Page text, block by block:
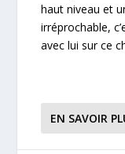
haut niveau et
irréprochable,
avec lui sur ce
EN SAVOIR